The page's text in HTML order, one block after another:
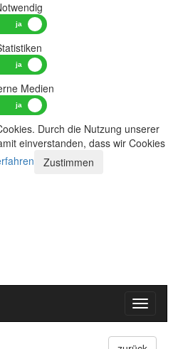
Medien
Durch die Nutzung unserer
einverstanden, dass wir Cookies
Zustimmen
Toggle